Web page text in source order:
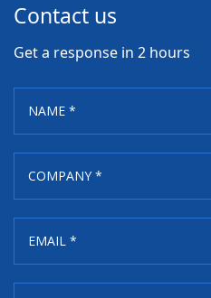
Contact us
Get a response in 2 hours